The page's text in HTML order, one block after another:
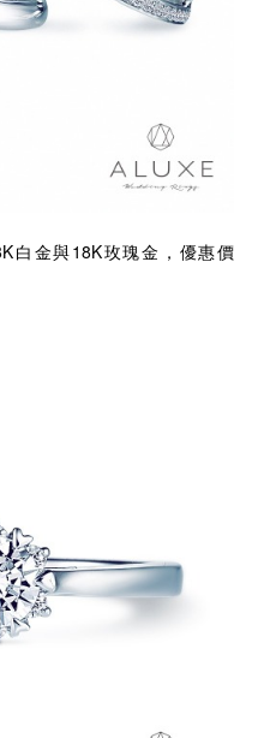
白金與18K玫瑰金，優惠價